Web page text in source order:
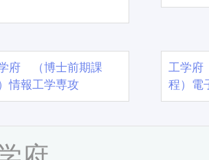
府 （博士前期課
情報工学専攻
工学
程）電